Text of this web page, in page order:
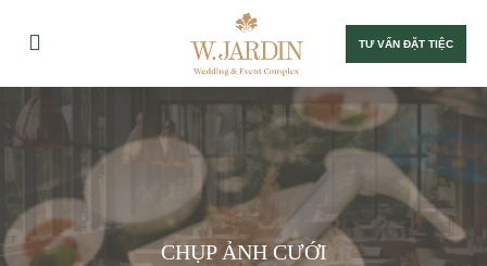
TƯ VẤN ĐẶT TIỆC
CHỤP ẢNH CƯỚI